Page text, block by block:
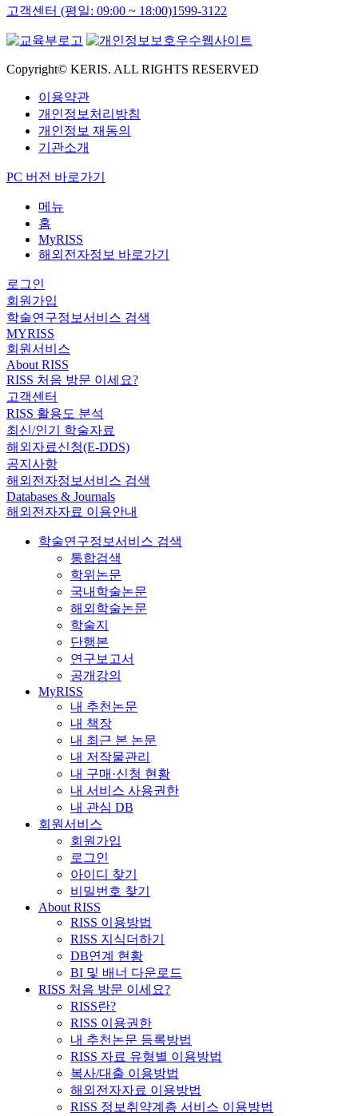
고객센터 (평일: 09:00 ~ 18:00)1599-3122
Copyright© KERIS. ALL RIGHTS RESERVED
이용약관
개인정보처리방침
개인정보 재동의
기관소개
PC 버전 바로가기
메뉴
홈
MyRISS
해외전자정보 바로가기
로그인
회원가입
학술연구정보서비스 검색
MYRISS
회원서비스
About RISS
RISS 처음 방문 이세요?
고객센터
RISS 활용도 분석
최신/인기 학술자료
해외자료신청(E-DDS)
공지사항
해외전자정보서비스 검색
Databases & Journals
해외전자자료 이용안내
학술연구정보서비스 검색
통합검색
학위논문
국내학술논문
해외학술논문
학술지
단행본
연구보고서
공개강의
MyRISS
내 추천논문
내 책장
내 최근 본 논문
내 저작물관리
내 구매·신청 현황
내 서비스 사용권한
내 관심 DB
회원서비스
회원가입
로그인
아이디 찾기
비밀번호 찾기
About RISS
RISS 이용방법
RISS 지식더하기
DB연계 현황
BI 및 배너 다운로드
RISS 처음 방문 이세요?
RISS란?
RISS 이용권한
내 추천논문 등록방법
RISS 자료 유형별 이용방법
복사/대출 이용방법
해외전자자료 이용방법
RISS 정보취약계층 서비스 이용방법